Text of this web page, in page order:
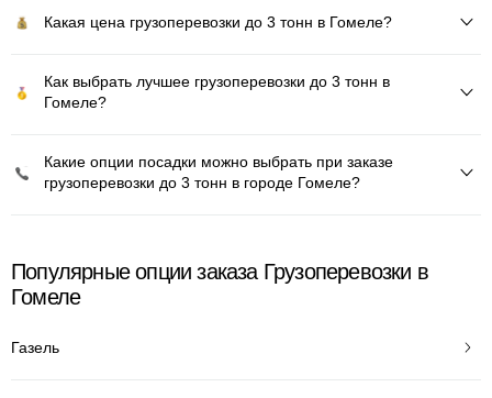
Какая цена грузоперевозки до 3 тонн в Гомеле?
Как выбрать лучшее грузоперевозки до 3 тонн в
Гомеле?
Какие опции посадки можно выбрать при заказе
грузоперевозки до 3 тонн в городе Гомеле?
Популярные опции заказа Грузоперевозки в
Гомеле
Газель